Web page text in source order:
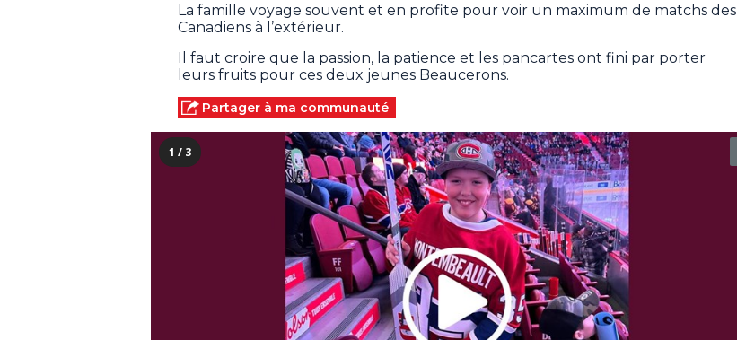
La famille voyage souvent et en profite pour voir un maximum de matchs des
Canadiens à l’extérieur.
Il faut croire que la passion, la patience et les pancartes ont fini par porter
leurs fruits pour ces deux jeunes Beaucerons.
Partager à ma communauté
1 / 3